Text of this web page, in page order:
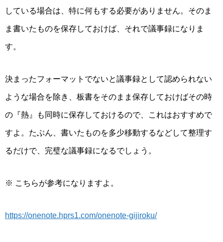
している場合は、特に何もする必要がありません。そのま
ま書いたものを保存しておけば、それで議事録になりま
す。
決まったフォーマットでないと議事録として認められない
ような場合を除き、板書をそのまま保存しておけばその時
の『熱』も同時に保存しておけるので、これはおすすめで
すよ。たぶん、書いたものを多少移動するなどして整理す
るだけで、完璧な議事録になるでしょう。
※ こちらが参考になりますよ。
https://onenote.hprs1.com/onenote-gijiroku/